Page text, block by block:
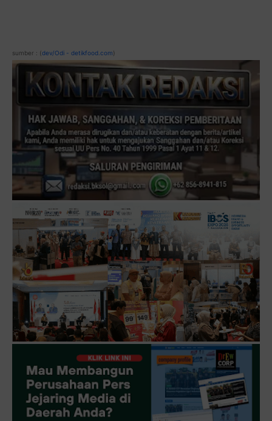
sumber : (dev/Odi - detikfood.com)